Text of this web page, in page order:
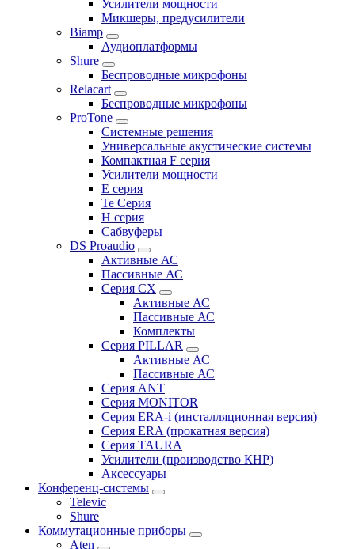
Усилители мощности
Микшеры, предусилители
Biamp
Аудиоплатформы
Shure
Беспроводные микрофоны
Relacart
Беспроводные микрофоны
ProTone
Системные решения
Универсальные акустические системы
Компактная F серия
Усилители мощности
E серия
Te Серия
H серия
Сабвуферы
DS Proaudio
Активные АС
Пассивные АС
Серия CX
Активные АС
Пассивные АС
Комплекты
Серия PILLAR
Активные АС
Пассивные АС
Серия ANT
Серия MONITOR
Серия ERA-i (инсталляционная версия)
Серия ERA (прокатная версия)
Серия TAURA
Усилители (производство КНР)
Аксессуары
Конференц-системы
Televic
Shure
Коммутационные приборы
Aten